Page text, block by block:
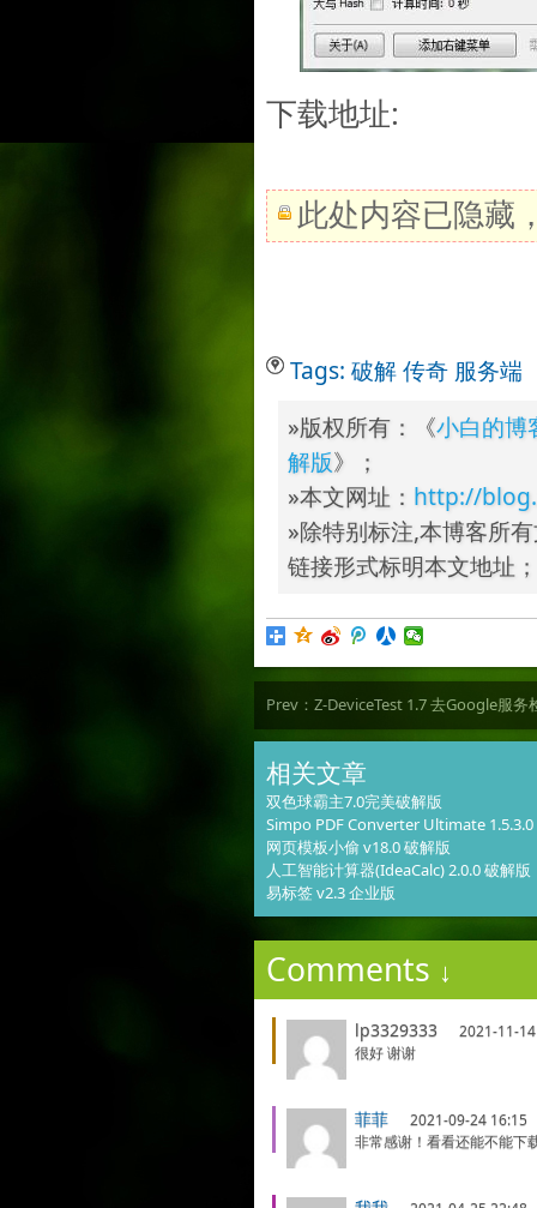
下载地址:
此处内容已隐藏
Tags: 破解传奇 服务端
»版权所有：《小白的博
解版》；
»本文网址： http://
»除特别标注,本博客所
链接形式标明本文地址；
Prev： Z-DeviceTest 1.7 去Google服务
相关文章
双色球霸主7.0完美破解版
Simpo PDF Converter Ultimate 1.5.3.0
网页模板小偷 v18.0 破解版
人工智能计算器(IdeaCalc) 2.0.0 破解版
易标签 v2.3 企业版
Comments ↓
lp3329333
2021-11-
很好 谢谢
菲菲
2021-09-24 16:15
非常感谢！看看还能不能下